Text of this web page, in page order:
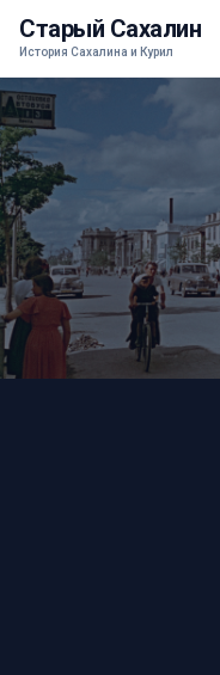
Старый Сахалин
История Сахалина и Курил